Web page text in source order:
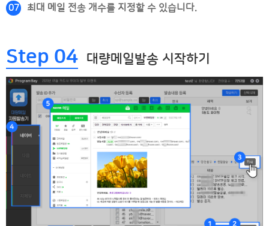
07 최대 메일 전송 개수를 지정할 수 있습니다.
Step 04 대량메일발송 시작하기